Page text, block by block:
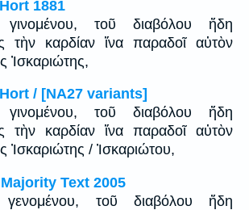
1881
τοῦ διαβόλου ἤδη
τὴν καρδίαν ἵνα παραδοῖ αὐτὸν
Ἰσκαριώτης,
/ [NA27 variants]
τοῦ διαβόλου ἤδη
τὴν καρδίαν ἵνα παραδοῖ αὐτὸν
Ἰσκαριώτης / Ἰσκαριώτου,
Text 2005
τοῦ διαβόλου ἤδη